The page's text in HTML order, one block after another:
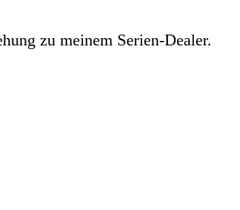
zu meinem Serien-Dealer.